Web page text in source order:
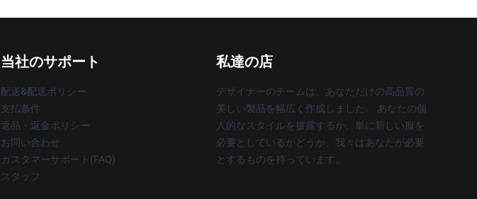
当社のサポート
配送&配送ポリシー
支払条件
返品・返金ポリシー
お問い合わせ
カスタマーサポート(FAQ)
スタッフ
私達の店
デザイナーのチームは、あなただけの高品質の
美しい製品を幅広く作成しました。 あなたの個
人的なスタイルを披露するか、単に新しい服を
必要としているかどうか、我々はあなたが必要
とするものを持っています。